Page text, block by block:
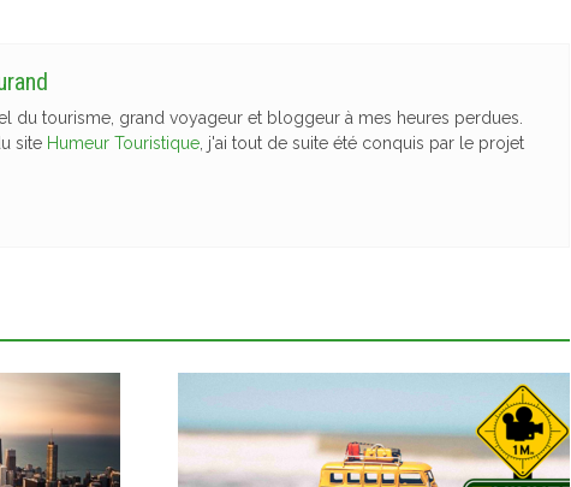
du tourisme, grand voyageur et bloggeur à mes heures perdues.
site Humeur Touristique , j'ai tout de suite été conquis par le projet